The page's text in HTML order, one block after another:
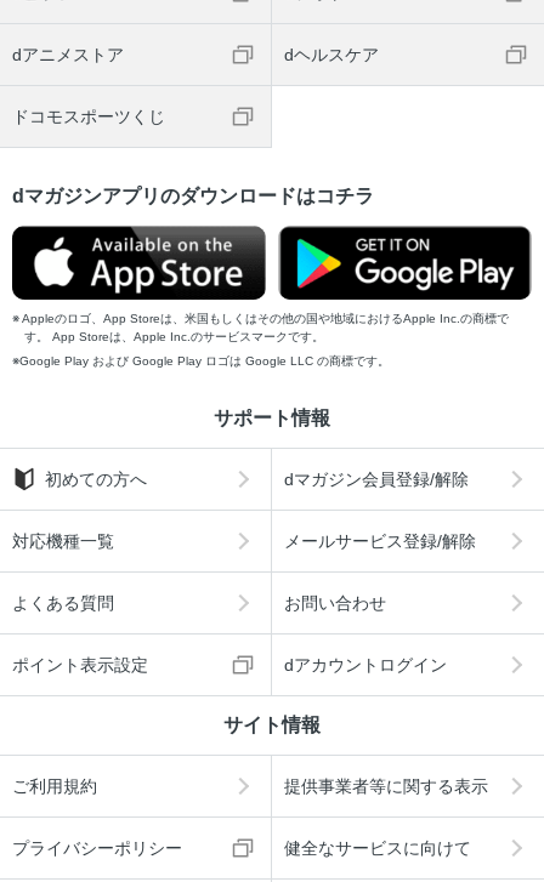
dアニメストア dヘルスケア
ドコモスポーツくじ
dマガジンアプリのダウンロードはコチラ
Appleのロゴ、App Storeは、米国もしくはその他の国や地域におけるApple Inc.の商標で
す。 App Storeは、Apple Inc.のサービスマークです。
Google Play および Google Play ロゴは Google LLC の商標です。
サポート情報
初めての方へ dマガジン会員登録/解除
対応機種一覧 メールサービス登録/解除
よくある質問 お問い合わせ
ポイント表示設定 dアカウントログイン
サイト情報
ご利用規約 提供事業者等に関する表示
プライバシーポリシー 健全なサービスに向けて